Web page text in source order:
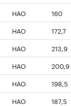
НАО 160
НАО 172,7
НАО 213,9
НАО 200,9
НАО 198,5
НАО 187,5